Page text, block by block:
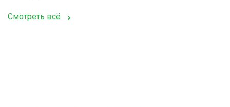
Смотреть всё